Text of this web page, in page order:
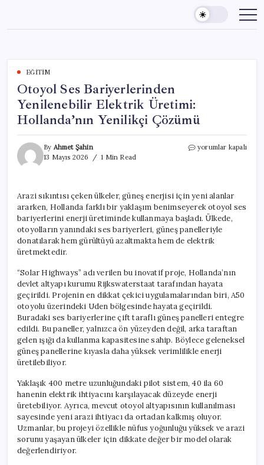
content
EĞITIM
Otoyol Ses Bariyerlerinden
Yenilenebilir Elektrik Üretimi:
Hollanda’nın Yenilikçi Çözümü
By Ahmet Şahin
13 Mayıs 2026
1 Min Read
Otoyol
Üretimi:
Hollanda’nın
Yenilikçi
Çözümü
için
yorumlar kapalı
Arazi sıkıntısı çeken ülkeler, güneş enerjisi için yeni alanlar
ararken, Hollanda farklı bir yaklaşım benimseyerek otoyol ses
bariyerlerini enerji üretiminde kullanmaya başladı. Ülkede,
otoyolların yanındaki ses bariyerleri, güneş panelleriyle
donatılarak hem gürültüyü azaltmakta hem de elektrik
üretmektedir.
“Solar Highways” adı verilen bu inovatif proje, Hollanda’nın
devlet altyapı kurumu Rijkswaterstaat tarafından hayata
geçirildi. Projenin en dikkat çekici uygulamalarından biri, A50
otoyolu üzerindeki Uden bölgesinde hayata geçirildi.
Buradaki ses bariyerlerine çift taraflı güneş panelleri entegre
edildi. Bu paneller, yalnızca ön yüzeyden değil, arka taraftan
gelen ışığı da kullanma kapasitesine sahip. Böylece geleneksel
güneş panellerine kıyasla daha yüksek verimlilikle enerji
üretilebiliyor.
Yaklaşık 400 metre uzunluğundaki pilot sistem, 40 ila 60
hanenin elektrik ihtiyacını karşılayacak düzeyde enerji
üretebiliyor. Ayrıca, mevcut otoyol altyapısının kullanılması
sayesinde yeni arazi ihtiyacı da ortadan kalkmış oluyor.
Uzmanlar, bu projeyi özellikle nüfus yoğunluğu yüksek ve arazi
sorunu yaşayan ülkeler için dikkate değer bir model olarak
değerlendiriyor.